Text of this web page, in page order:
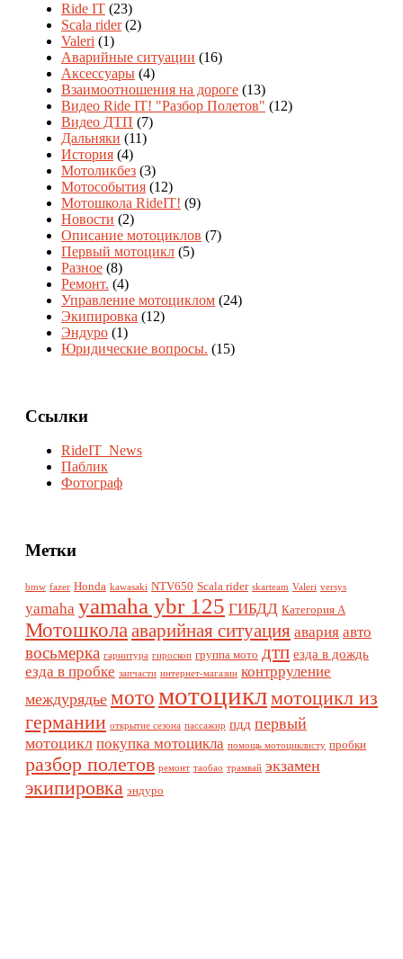
Ride IT (23)
Scala rider(2)
Valeri (1)
Аварийные ситуации (16)
Аксессуары (4)
Взаимоотношения на дороге (13)
Видео Ride IT! "Разбор Полетов" (12)
Видео ДТП (7)
Дальняки (11)
История (4)
Мотоликбез (3)
Мотособытия (12)
Мотошкола RideIT! (9)
Новости (2)
Описание мотоциклов (7)
Первый мотоцикл (5)
Разное (8)
Ремонт. (4)
Управление мотоциклом (24)
Экипировка (12)
Эндуро (1)
Юридические вопросы. (15)
Ссылки
RideIT_News
Паблик
Фотограф
Метки
bmw fazer Honda kawasaki NTV650 Scala rider skarteam Valeri versys
yamaha yamaha ybr 125 ГИБДД Категория А
Мотошкола аварийная ситуация авария авто
восьмерка гарнитура гироскоп группа мото дтп езда в дождь
езда в пробке запчасти интернет-магазин контрруление
междурядье мото мотоциклмотоцикл из
германии открытие сезона пассажир пдд первый
мотоцикл покупка мотоцикла помощь мотоциклисту пробки
разбор полетов ремонт таобао трамвай экзамен
экипировка эндуро